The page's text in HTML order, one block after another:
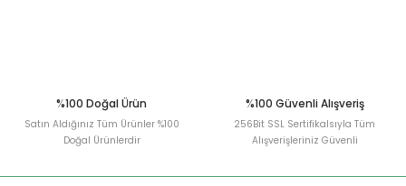
%100 Doğal Ürün
Satın Aldığınız Tüm Ürünler %100
Doğal Ürünlerdir
%100 Güvenli Alışveriş
256Bit SSL Sertifikalsıyla Tüm
Alışverişleriniz Güvenli